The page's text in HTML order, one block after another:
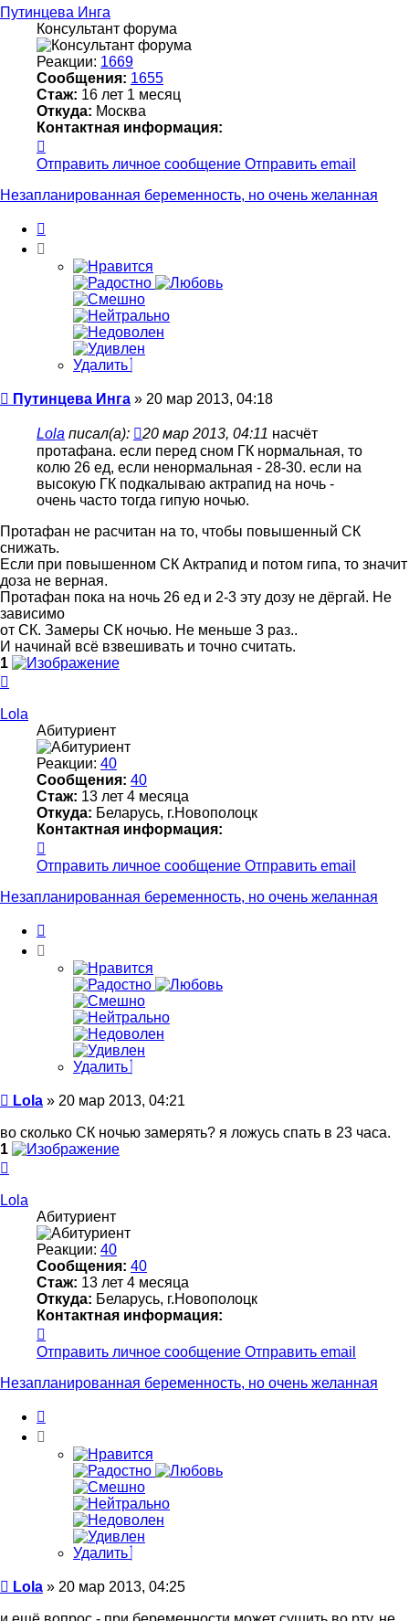
началу
Путинцева Инга
Консультант форума
Реакции: 1669
Сообщения: 1655
Стаж: 16 лет 1 месяц
Откуда: Москва
Контактная информация:
информация
пользователя
Путинцева
Отправить личное сообщение Отправить email
Незапланированная беременность, но очень желанная
Удалить
Сообщение
Путинцева Инга » 20 мар 2013, 04:18
Lola писал(а): 20 мар 2013, 04:11 насчёт
протафана. если перед сном ГК нормальная, то
колю 26 ед, если ненормальная - 28-30. если на
высокую ГК подкалываю актрапид на ночь -
очень часто тогда гипую ночью.
Протафан не расчитан на то, чтобы повышенный СК
снижать.
Если при повышенном СК Актрапид и потом гипа, то значит
доза не верная.
Протафан пока на ночь 26 ед и 2-3 эту дозу не дёргай. Не
зависимо
от СК. Замеры СК ночью. Не меньше 3 раз..
И начинай всё взвешивать и точно считать.
1
началу
Lola
Абитуриент
Реакции: 40
Сообщения: 40
Стаж: 13 лет 4 месяца
Откуда: Беларусь, г.Новополоцк
Контактная информация:
информация
пользователя
Lola
Отправить личное сообщение Отправить email
Незапланированная беременность, но очень желанная
Удалить
Сообщение
Lola » 20 мар 2013, 04:21
во сколько СК ночью замерять? я ложусь спать в 23 часа.
1
началу
Lola
Абитуриент
Реакции: 40
Сообщения: 40
Стаж: 13 лет 4 месяца
Откуда: Беларусь, г.Новополоцк
Контактная информация:
информация
пользователя
Lola
Отправить личное сообщение Отправить email
Незапланированная беременность, но очень желанная
Удалить
Сообщение
Lola » 20 мар 2013, 04:25